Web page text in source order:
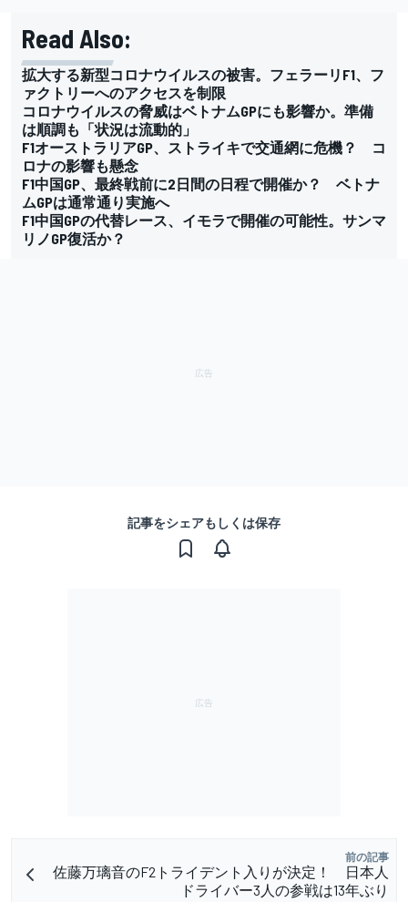
Read Also:
拡大する新型コロナウイルスの被害。フェラーリF1、フ
ァクトリーへのアクセスを制限
コロナウイルスの脅威はベトナムGPにも影響か。準備
は順調も「状況は流動的」
F1オーストラリアGP、ストライキで交通網に危機？ コ
ロナの影響も懸念
F1中国GP、最終戦前に2日間の日程で開催か？ ベトナ
ムGPは通常通り実施へ
F1中国GPの代替レース、イモラで開催の可能性。サンマ
リノGP復活か？
記事をシェアもしくは保存
前の記事
佐藤万璃音のF2トライデント入りが決定！ 日本人
ドライバー3人の参戦は13年ぶり